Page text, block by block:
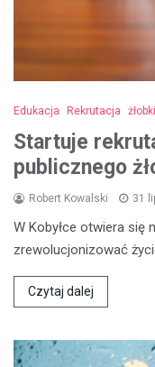
Edukacja Rekrutacja żłobki
Startuje
publicznego
Robert Kowalski 31
W Kobyłce otwiera się
zrewolucjonizować
Czytaj dalej